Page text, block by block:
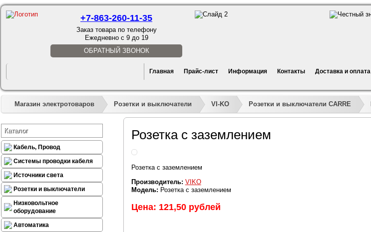
+7-863-260-11-35
Заказ товара по телефону
Ежедневно с 9 до 19
ОБРАТНЫЙ ЗВОНОК
Главная Прайс-лист Информация Контакты Доставка и оплата
Магазин электротоваров Розетки и выключатели VI-KO Розетки и выключатели CARRE
Каталог
Кабель, Провод
Системы проводки кабеля
Источники света
Розетки и выключатели
Низковольтное
оборудование
Автоматика
Розетка с заземлением
Розетка с заземлением
Производитель: VIKO
Модель: Розетка с заземлением
Цена: 121,50 рублей